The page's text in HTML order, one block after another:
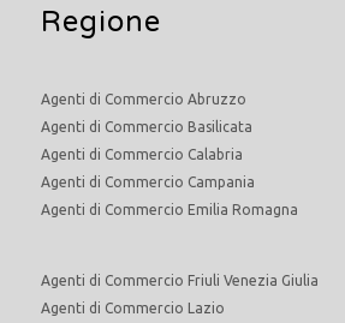
Regione
Agenti di Commercio Abruzzo
Agenti di Commercio Basilicata
Agenti di Commercio Calabria
Agenti di Commercio Campania
Agenti di Commercio Emilia Romagna
Agenti di Commercio Friuli Venezia Giulia
Agenti di Commercio Lazio